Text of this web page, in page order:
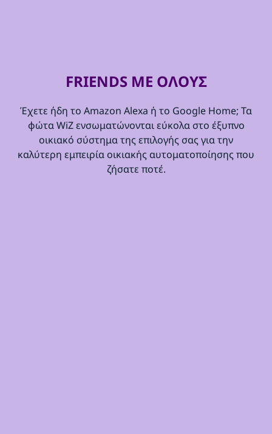
FRIENDS ΜΕ ΟΛΟΥΣ
Έχετε ήδη το Amazon Alexa ή το Google Home; Τα
φώτα WiZ ενσωματώνονται εύκολα στο έξυπνο
οικιακό σύστημα της επιλογής σας για την
καλύτερη εμπειρία οικιακής αυτοματοποίησης που
ζήσατε ποτέ.